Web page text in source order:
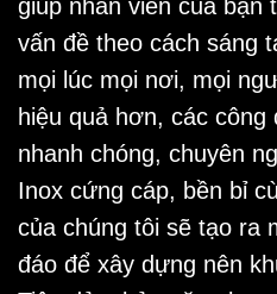
giúp nhân viên của bạn
vấn đề theo cách sáng
mọi lúc mọi nơi, mọi
hiệu quả hơn, các
nhanh chóng, chuyên
Inox cứng cáp, bền bỉ
của chúng tôi sẽ tạo ra
đáo để xây dựng nên